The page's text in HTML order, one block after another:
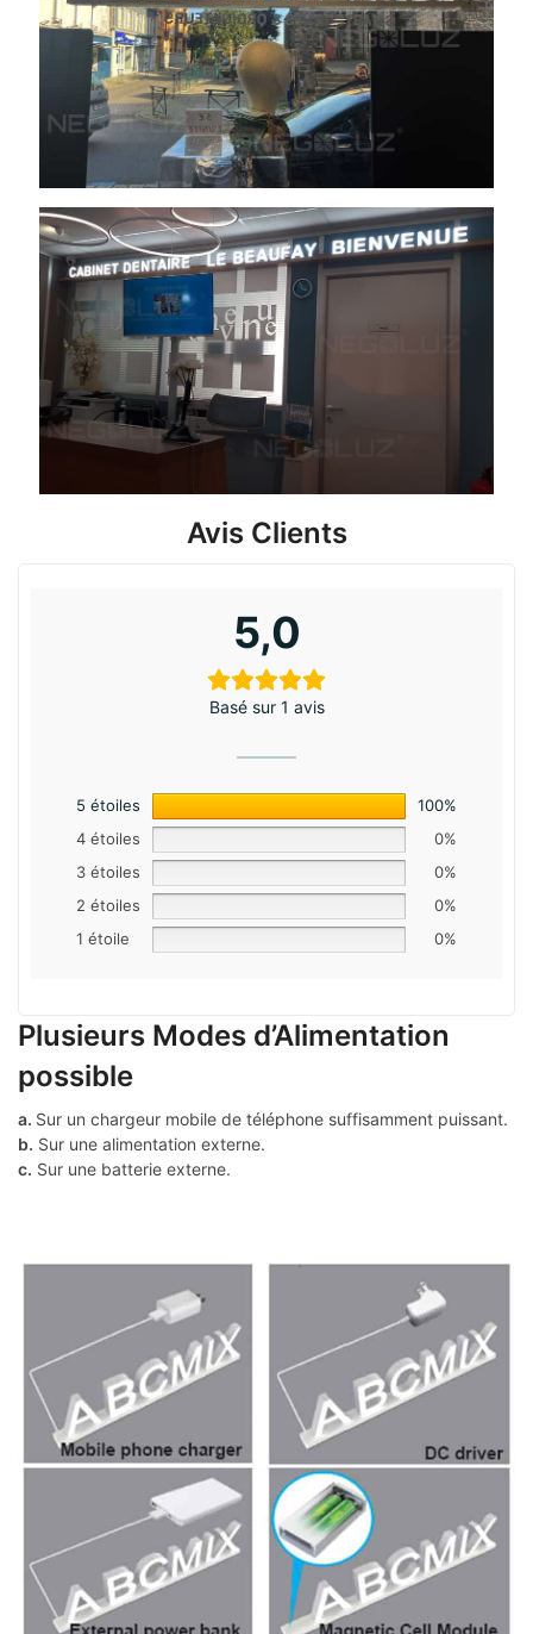
Avis Clients
5,0
Basé sur 1 avis
5 étoiles
100%
4 étoiles
0%
3 étoiles
0%
2 étoiles
0%
1 étoile
0%
Plusieurs Modes d’Alimentation
possible
a. Sur un chargeur mobile de téléphone suffisamment puissant.
b. Sur une alimentation externe.
c. Sur une batterie externe.